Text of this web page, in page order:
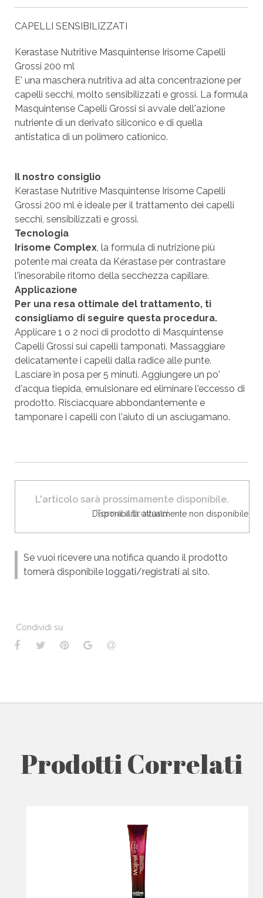
CAPELLI SENSIBILIZZATI
Kerastase Nutritive Masquintense Irisome Capelli
Grossi 200 ml
E' una maschera nutritiva ad alta concentrazione per
capelli secchi, molto sensibilizzati e grossi. La formula
Masquintense Capelli Grossi si avvale dell'azione
nutriente di un derivato siliconico e di quella
antistatica di un polimero cationico.
Il nostro consiglio
Kerastase Nutritive Masquintense Irisome Capelli
Grossi 200 ml è ideale per il trattamento dei capelli
secchi, sensibilizzati e grossi.
Tecnologia
Irisome Complex , la formula di nutrizione più
potente mai creata da Kérastase per contrastare
l'inesorabile ritorno della secchezza capillare.
Applicazione
Per una resa ottimale del trattamento, ti
consigliamo di seguire questa procedura.
Applicare 1 o 2 noci di prodotto di Masquintense
Capelli Grossi sui capelli tamponati. Massaggiare
delicatamente i capelli dalla radice alle punte.
Lasciare in posa per 5 minuti. Aggiungere un po'
d'acqua tiepida, emulsionare ed eliminare l'eccesso di
prodotto. Risciacquare abbondantemente e
tamponare i capelli con l'aiuto di un asciugamano.
L'articolo sarà prossimamente disponibile.
Torna a trovarci
Disponibilità: attualmente non disponibile
Se vuoi ricevere una notifica quando il prodotto
tornerà disponibile loggati/registrati al sito.
Condividi su
Prodotti Correlati